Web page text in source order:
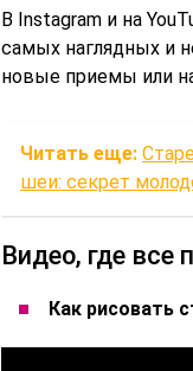
В Instagram и на
самых наглядных и
новые приемы или
Читать еще:
шеи: секрет
Видео, где все
Как рисовать